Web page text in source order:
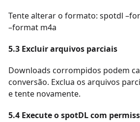
Tente alterar o formato: spotdl
–format m4a
5.3 Excluir arquivos parciais
Downloads corrompidos podem
conversão. Exclua os arquivos
e tente novamente.
5.4 Execute o spotDL com